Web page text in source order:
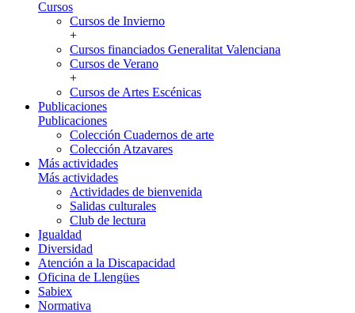
Cursos
Cursos de Invierno
+
Cursos financiados Generalitat Valenciana
Cursos de Verano
+
Cursos de Artes Escénicas
Publicaciones
Publicaciones
Colección Cuadernos de arte
Colección Atzavares
Más actividades
Más actividades
Actividades de bienvenida
Salidas culturales
Club de lectura
Igualdad
Diversidad
Atención a la Discapacidad
Oficina de Llengües
Sabiex
Normativa